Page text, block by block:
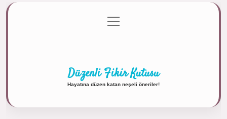
Gizlilik Politikası
menüyü
aç
Düzenli Fikir Kutusu
Hayatına düzen katan neşeli öneriler!